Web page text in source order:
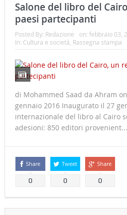
Salone del libro del
paesi partecipanti
Posted By: Redazione on: febbraio 03,
In: Cultura e società Rassegna stampa
di Mohammed Saad da Ahram
gennaio 2016 Inaugurato il 27
internazionale del libro al Cairo
adesioni: 850 editori provenient...
Share
0
Tweet
0
Share
0